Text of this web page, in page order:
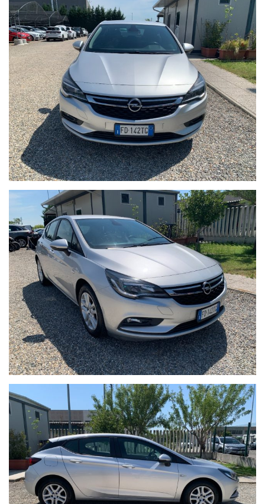
•Tagliando di manutenzione ordinaria (se necessario)
•Revisione ministeriale (se in scadenza)
•Eventuali interventi o ripristini meccanici ed estetici non
specificamente indicati nell’annuncio
•Passaggio di proprieta
Il veicolo viene venduto nello stato in cui si trova, con
possibilità di visione e prova su appuntamento.
Si consiglia di verificare la disponibilità effettiva della vettura
previo invio mail oppure contattando i numeri di telefono
segnalati sull’annuncio.
Auto Italia si scusa per eventuali imprecisioni dovessero
verificarsi nelle descrizioni dei veicoli offerti, che non
rappresentano pertanto impegno contrattuale. Per poter
offrire il massimo servizio è gradito un contatto telefonico per
ottenere conferma su dotazioni e disponibilità